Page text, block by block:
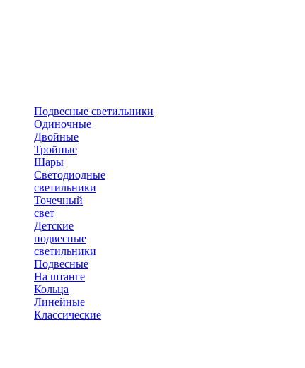
Подвесные светильники
Одиночные
Двойные
Тройные
Шары
Светодиодные
светильники
Точечный
свет
Детские
подвесные
светильники
Подвесные
На штанге
Кольца
Линейные
Классические